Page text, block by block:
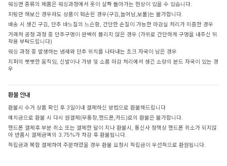
워싱면 종류의 제품은 워싱과정에서 옷이 살짝 돌아가는 현상이 있을 수 있습니다.
피팅만 해보신 경우라도 상품이 훼손된 경우(구김,늘어남,보풀)는 불가합니다.
배송 시 생긴 구김, 단추 바느질의 느슨함, 간단한 손질이 가능한 마감실 처리가 미흡한 경우
거래처 공정 과정 중 단추구멍이 완벽히 뚫리지 않은 경우 (가위로 간단하게 구멍을 내주신 뒤
착용 부탁드립니다)
워싱 과정 중 발생하는 냄새와 단추 위치를 나타내는 초크 자국이 남은 경우
지퍼의 뻣뻣한 움직임, 신발이나 가방 및 소품 마감 처리에서 생긴 소량의 본드 자국이 있는 경
우
환불 안내
환불시 수거 상품 확인 후 3일이내 결제하신 방법으로 환불해드립니다
예치금으로 환불 시 다시 원결제(무통장,핸드폰,카드)로의 환불은 불가합니다.
핸드폰 결제후 부분 취소 또는 결제한 달이 지나 환불시, 통신사 정책상 핸드폰 취소가 되지않
아 반품시 결제금액의 3.75%가 차감 후 환불됩니다.
적립금과 복합 결제하여 주문하였을 경우 환불 요청시 적립금이 우선적으로 환원됩니다.